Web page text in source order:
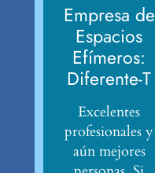
Empresa de
Espacios
Efímeros:
Diferente-T
Excelentes
profesionales y
aún mejores